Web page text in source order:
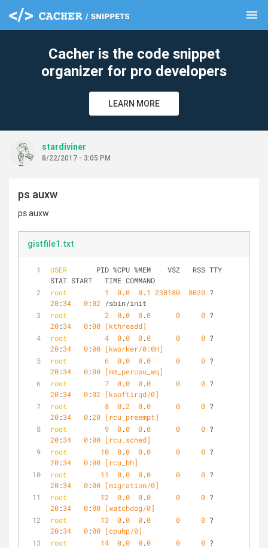
menu
Cacher is the code snippet
organizer for pro developers
LEARN MORE
stardiviner
8/22/2017 - 3:05 PM
ps auxw
ps auxw
gistfile1.txt
USER
       PID %CPU %MEM    VSZ   RSS TTY
STAT START   TIME COMMAND
root
1 0.0 0.1 230180 8020
20:34 0:02 /sbin/init
root
2 0.0 0.0 0 0
20:34 0:00 [kthreadd]
root
4 0.0 0.0 0 0
20:34 0:00 [kworker/0:0H]
root
6 0.0 0.0 0 0
20:34 0:00 [mm_percpu_wq]
root
7 0.0 0.0 0 0
20:34 0:02 [ksoftirqd/0]
root
8 0.2 0.0 0 0
20:34 0:20 [rcu_preempt]
root
9 0.0 0.0 0 0
20:34 0:00 [rcu_sched]
root
10 0.0 0.0 0 0
20:34 0:00 [rcu_bh]
root
11 0.0 0.0 0 0
20:34 0:00 [migration/0]
root
12 0.0 0.0 0 0
20:34 0:00 [watchdog/0]
root
13 0.0 0.0 0 0
20:34 0:00 [cpuhp/0]
root
14 0.0 0.0 0 0
clear